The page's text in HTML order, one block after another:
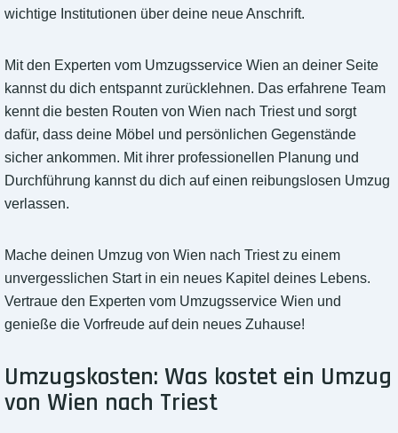
wichtige Institutionen über deine neue Anschrift.
Mit den Experten vom Umzugsservice Wien an deiner Seite
kannst du dich entspannt zurücklehnen. Das erfahrene Team
kennt die besten Routen von Wien nach Triest und sorgt
dafür, dass deine Möbel und persönlichen Gegenstände
sicher ankommen. Mit ihrer professionellen Planung und
Durchführung kannst du dich auf einen reibungslosen Umzug
verlassen.
Mache deinen Umzug von Wien nach Triest zu einem
unvergesslichen Start in ein neues Kapitel deines Lebens.
Vertraue den Experten vom Umzugsservice Wien und
genieße die Vorfreude auf dein neues Zuhause!
Umzugskosten: Was kostet ein Umzug
von Wien nach Triest